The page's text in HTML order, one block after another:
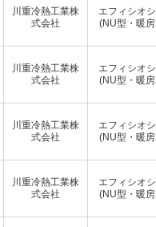
川重冷熱工業株
式会社
エフィシオ
(NU型・暖
川重冷熱工業株
式会社
エフィシオ
(NU型・暖
川重冷熱工業株
式会社
エフィシオ
(NU型・暖
川重冷熱工業株
式会社
エフィシオ
(NU型・暖